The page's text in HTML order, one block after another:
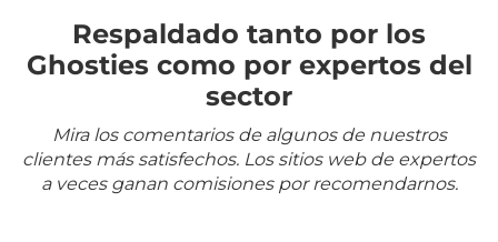
Respaldado tanto por los
Ghosties como por expertos del
sector
Mira los comentarios de algunos de nuestros
clientes más satisfechos. Los sitios web de expertos
a veces ganan comisiones por recomendarnos.